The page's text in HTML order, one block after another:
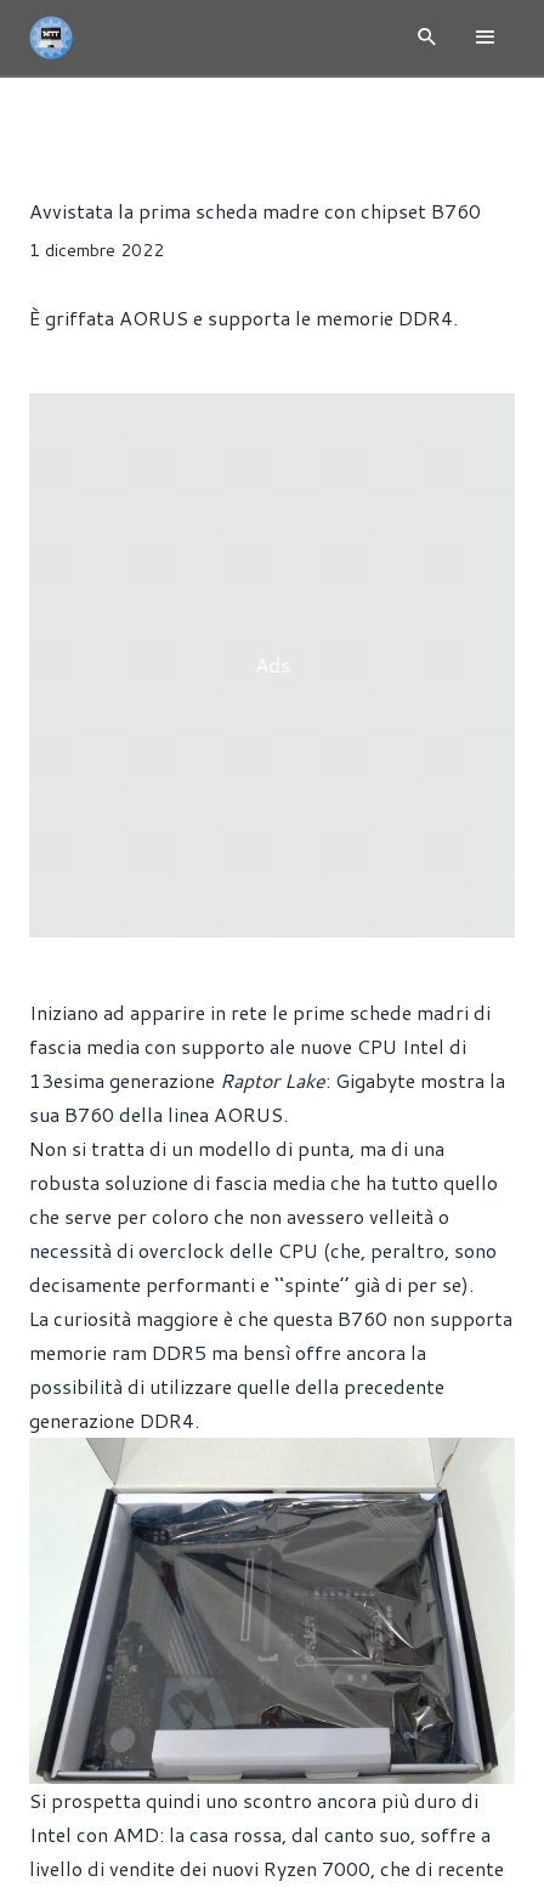
Avvistata la prima scheda madre con chipset B760
1 dicembre 2022
È griffata AORUS e supporta le memorie DDR4.
Iniziano ad apparire in rete le prime schede madri di
fascia media con supporto ale nuove CPU Intel di
13esima generazione Raptor Lake: Gigabyte mostra la
sua B760 della linea AORUS.
Non si tratta di un modello di punta, ma di una
robusta soluzione di fascia media che ha tutto quello
che serve per coloro che non avessero velleità o
necessità di overclock delle CPU (che, peraltro, sono
decisamente performanti e ‘‘spinte’’ già di per se).
La curiosità maggiore è che questa B760 non supporta
memorie ram DDR5 ma bensì offre ancora la
possibilità di utilizzare quelle della precedente
generazione DDR4.
Si prospetta quindi uno scontro ancora più duro di
Intel con AMD: la casa rossa, dal canto suo, soffre a
livello di vendite dei nuovi Ryzen 7000, che di recente